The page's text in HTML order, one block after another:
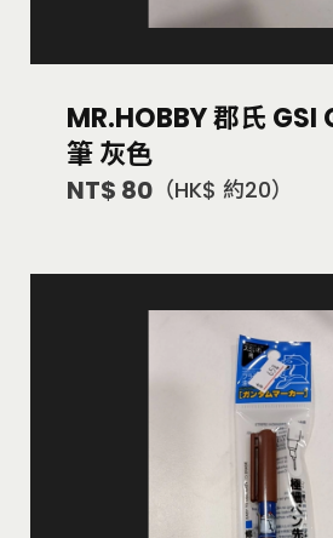
MR.HOBBY 郡氏 GSI
筆 灰色
NT$ 80 （HK$ 約20）